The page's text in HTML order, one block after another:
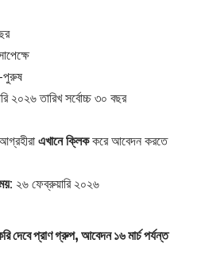
পুরুষ
২০২৬ তারিখ সর্বোচ্চ ৩০ বছর
এখানে ক্লিককরে আবেদন করতে
২৬ ফেব্রুয়ারি ২০২৬
দেবে প্রাণ গ্রুপ, আবেদন ১৬ মার্চ পর্যন্ত